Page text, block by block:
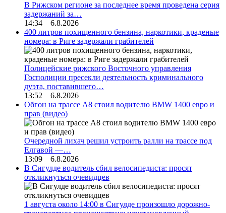
В Рижском регионе за последнее время проведена серия
задержаний за…
14:34 6.8.2026
400 литров похищенного бензина, наркотики, краденые
номера: в Риге задержали грабителей
Полицейские рижского Восточного управления
Госполиции пресекли деятельность криминального
дуэта, поставившего…
13:52 6.8.2026
Обгон на трассе А8 стоил водителю BMW 1400 евро и
прав (видео)
Очередной лихач решил устроить ралли на трассе под
Елгавой —…
13:09 6.8.2026
В Сигулде водитель сбил велосипедиста: просят
откликнуться очевидцев
1 августа около 14:00 в Сигулде произошло дорожно-